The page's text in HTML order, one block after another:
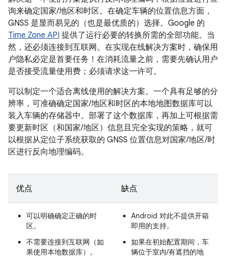
询来确定国家/地区和时区。在确定车辆的位置信息方面，
GNSS 是显而易见的（也是最优质的）选择。Google 的
Time Zone API 提供了运行必要的转换所需的全部功能。当
然，还必须连接到互联网。在实现在线解决方案时，确保用
户隐私必定是首要任务！在消耗流量之前，需要先确认用户
是否接受流量使用费；必须请求这一许可。
可以制定一个适合离线使用的解决方案。一个具有足够的分
辨率，可准确确定国家/地区和时区的本地地图数据库可以
装入车辆的存储器中。部署了这个数据库，再加上可根据需
要更新时区（和国家/地区）信息且完全实现的策略，就可
以根据从定位子系统获取的 GNSS 位置信息对国家/地区/时
区进行反向地理编码。
优点 缺点
可以明确确定正确的时
区。
不需要连接到互联网（如
果使用本地数据库）。
Android 对此不提供开箱
即用的支持。
如果在初始配置期间，车
辆位于室内/有遮挡的地